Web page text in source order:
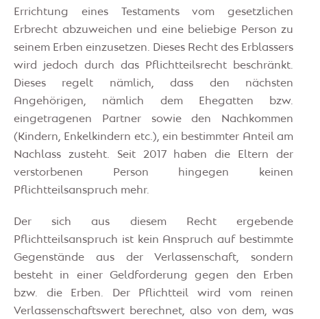
Errichtung eines Testaments vom gesetzlichen
Erbrecht abzuweichen und eine beliebige Person zu
seinem Erben einzusetzen. Dieses Recht des Erblassers
wird jedoch durch das Pflichtteilsrecht beschränkt.
Dieses regelt nämlich, dass den nächsten
Angehörigen, nämlich dem Ehegatten bzw.
eingetragenen Partner sowie den Nachkommen
(Kindern, Enkelkindern etc.), ein bestimmter Anteil am
Nachlass zusteht. Seit 2017 haben die Eltern der
verstorbenen Person hingegen keinen
Pflichtteilsanspruch mehr.
Der sich aus diesem Recht ergebende
Pflichtteilsanspruch ist kein Anspruch auf bestimmte
Gegenstände aus der Verlassenschaft, sondern
besteht in einer Geldforderung gegen den Erben
bzw. die Erben. Der Pflichtteil wird vom reinen
Verlassenschaftswert berechnet, also von dem, was